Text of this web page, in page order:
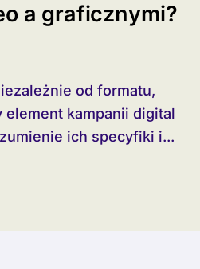
a graficznymi?
element kampanii digital
ich specyfiki i...